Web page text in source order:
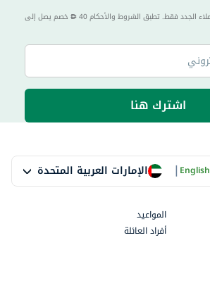
اشترك هنا
الإمارات العربية المتحدة |English
المواعيد
أفراد العائلة